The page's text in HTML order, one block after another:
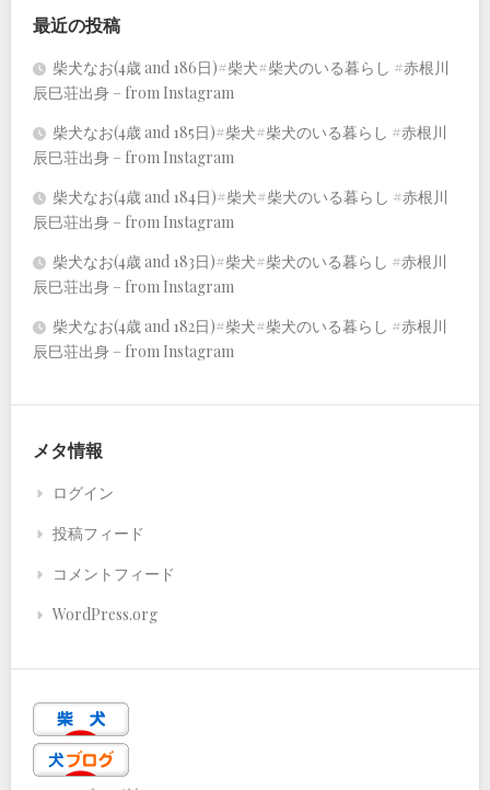
最近の投稿
柴犬なお(4歳 and 186日)#柴犬#柴犬のいる暮らし #赤根川
辰巳荘出身 – from Instagram
柴犬なお(4歳 and 185日)#柴犬#柴犬のいる暮らし #赤根川
辰巳荘出身 – from Instagram
柴犬なお(4歳 and 184日)#柴犬#柴犬のいる暮らし #赤根川
辰巳荘出身 – from Instagram
柴犬なお(4歳 and 183日)#柴犬#柴犬のいる暮らし #赤根川
辰巳荘出身 – from Instagram
柴犬なお(4歳 and 182日)#柴犬#柴犬のいる暮らし #赤根川
辰巳荘出身 – from Instagram
メタ情報
ログイン
投稿フィード
コメントフィード
WordPress.org